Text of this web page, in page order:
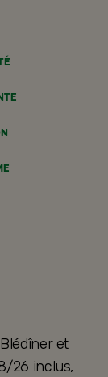
et
26 inclus,